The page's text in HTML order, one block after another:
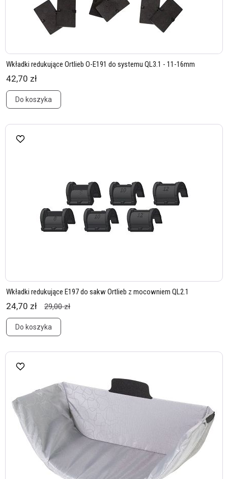
Wkładki redukujące Ortlieb O-E191 do systemu QL3.1 - 11-16mm
42,70 zł
Do koszyka
Wkładki redukujące E197 do sakw Ortlieb z mocowniem QL2.1
24,70 zł 29,00 zł
Do koszyka